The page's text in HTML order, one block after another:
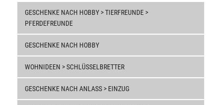
GESCHENKE NACH HOBBY > TIERFREUNDE >
PFERDEFREUNDE
GESCHENKE NACH HOBBY
WOHNIDEEN > SCHLÜSSELBRETTER
GESCHENKE NACH ANLASS > EINZUG